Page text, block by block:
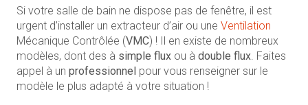
Si votre salle de bain ne dispose pas de fenêtre, il est
urgent d’installer un extracteur d’air ou une Ventilation
Mécanique Contrôlée (VMC) ! Il en existe de nombreux
modèles, dont des à simple flux ou à double flux. Faites
appel à un professionnel pour vous renseigner sur le
modèle le plus adapté à votre situation !